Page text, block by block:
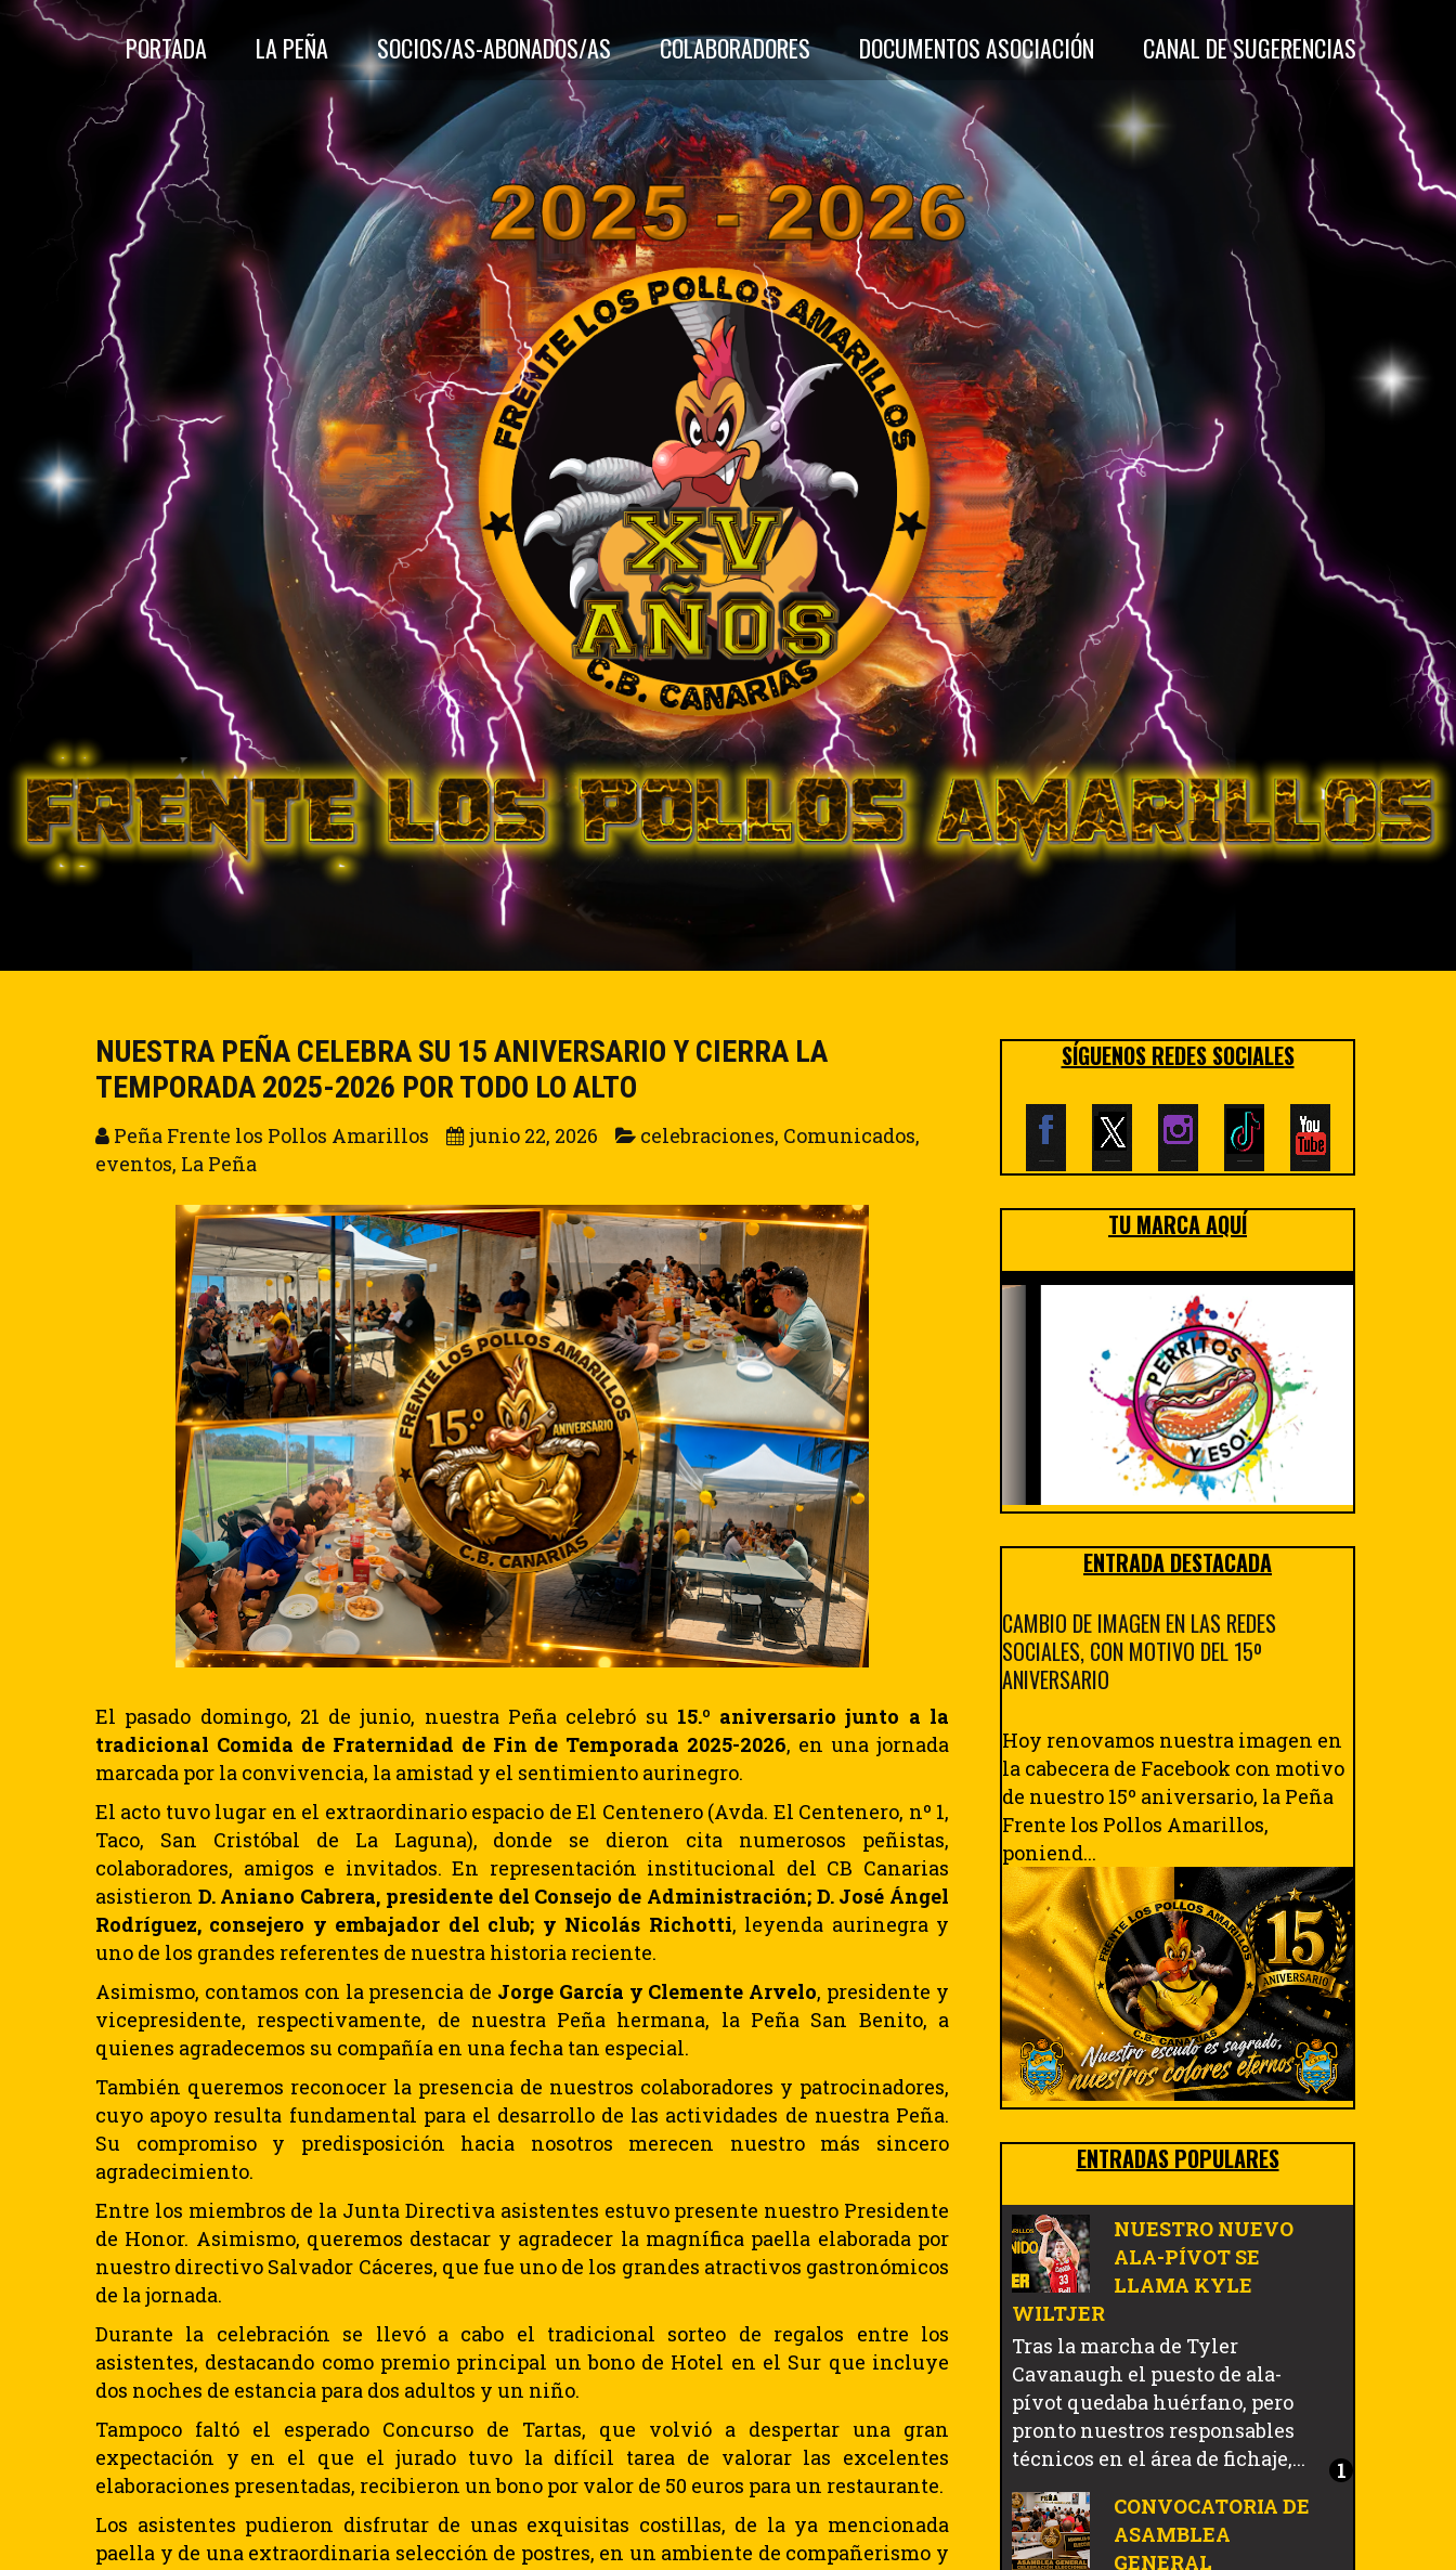
PORTADA LA PEÑA SOCIOS/AS-ABONADOS/AS COLABORADORES DOCUMENTOS ASOCIACIÓN CANAL DE SUGERENCIAS
NUESTRA PEÑA CELEBRA SU 15 ANIVERSARIO Y CIERRA LA
TEMPORADA 2025-2026 POR TODO LO ALTO
Peña Frente los Pollos Amarillos junio 22, 2026 celebraciones, Comunicados,
eventos, La Peña
El pasado domingo, 21 de junio, nuestra Peña celebró su 15.º aniversario junto a la
tradicional Comida de Fraternidad de Fin de Temporada 2025-2026, en una jornada
marcada por la convivencia, la amistad y el sentimiento aurinegro.
El acto tuvo lugar en el extraordinario espacio de El Centenero (Avda. El Centenero, nº 1,
Taco, San Cristóbal de La Laguna), donde se dieron cita numerosos peñistas,
colaboradores, amigos e invitados. En representación institucional del CB Canarias
asistieron D. Aniano Cabrera, presidente del Consejo de Administración; D. José Ángel
Rodríguez, consejero y embajador del club; y Nicolás Richotti, leyenda aurinegra y
uno de los grandes referentes de nuestra historia reciente.
Asimismo, contamos con la presencia de Jorge García y Clemente Arvelo, presidente y
vicepresidente, respectivamente, de nuestra Peña hermana, la Peña San Benito, a
quienes agradecemos su compañía en una fecha tan especial.
También queremos reconocer la presencia de nuestros colaboradores y patrocinadores,
cuyo apoyo resulta fundamental para el desarrollo de las actividades de nuestra Peña.
Su compromiso y predisposición hacia nosotros merecen nuestro más sincero
agradecimiento.
Entre los miembros de la Junta Directiva asistentes estuvo presente nuestro Presidente
de Honor. Asimismo, queremos destacar y agradecer la magnífica paella elaborada por
nuestro directivo Salvador Cáceres, que fue uno de los grandes atractivos gastronómicos
de la jornada.
Durante la celebración se llevó a cabo el tradicional sorteo de regalos entre los
asistentes, destacando como premio principal un bono de Hotel en el Sur que incluye
dos noches de estancia para dos adultos y un niño.
Tampoco faltó el esperado Concurso de Tartas, que volvió a despertar una gran
expectación y en el que el jurado tuvo la difícil tarea de valorar las excelentes
elaboraciones presentadas, recibieron un bono por valor de 50 euros para un restaurante.
Los asistentes pudieron disfrutar de unas exquisitas costillas, de la ya mencionada
paella y de una extraordinaria selección de postres, en un ambiente de compañerismo y
SÍGUENOS REDES SOCIALES
TU MARCA AQUÍ
ENTRADA DESTACADA
CAMBIO DE IMAGEN EN LAS REDES
SOCIALES, CON MOTIVO DEL 15º
ANIVERSARIO
Hoy renovamos nuestra imagen en
la cabecera de Facebook con motivo
de nuestro 15º aniversario, la Peña
Frente los Pollos Amarillos,
poniend...
ENTRADAS POPULARES
NUESTRO NUEVO
ALA-PÍVOT SE
LLAMA KYLE
WILTJER
Tras la marcha de Tyler
Cavanaugh el puesto de ala-
pívot quedaba huérfano, pero
pronto nuestros responsables
técnicos en el área de fichaje,...
CONVOCATORIA DE
ASAMBLEA
GENERAL